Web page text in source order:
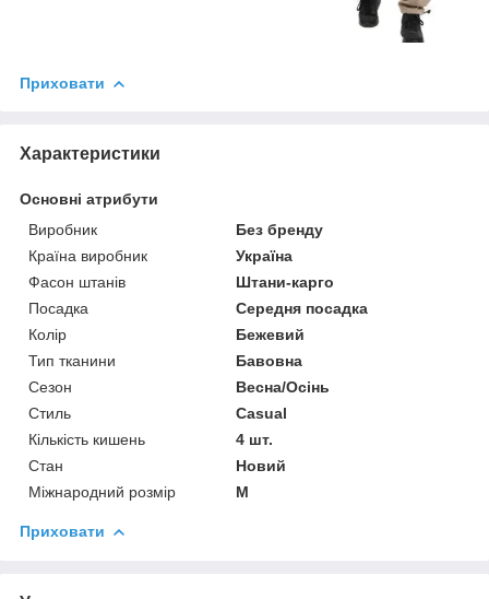
Приховати
Характеристики
Основні атрибути
Виробник
Без бренду
Країна виробник
Україна
Фасон штанів
Штани-карго
Посадка
Середня посадка
Колір
Бежевий
Тип тканини
Бавовна
Сезон
Весна/Осінь
Стиль
Casual
Кількість кишень
4 шт.
Стан
Новий
Міжнародний розмір
M
Приховати